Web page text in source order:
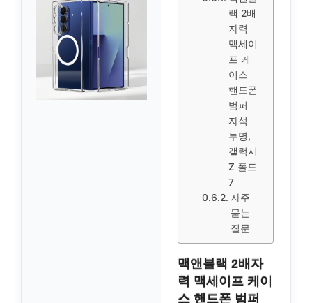
랙 2배
자력
맥세이
프 케
이스
핸드폰
범퍼
자석
투명,
갤럭시
Z 폴드
7
자주
묻는
질문
맥앤블랙 2배자
력 맥세이프 케이
스 핸드폰 범퍼